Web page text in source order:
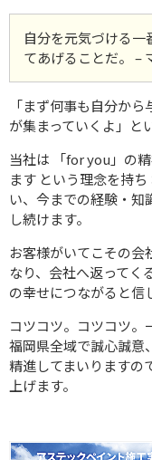
自分を元気づける
てあげることだ。 –
「まず何事も自分か
が集まっていくよ」と
当社は 「for you」の
ます という理念を持
い、今までの経験・
し続けます。
お客様がいてこその会
なり、会社へ返ってく
の幸せにつながると信
コツコツ。コツコツ。
福岡県全域で誠心誠意
精進してまいりますの
上げます。